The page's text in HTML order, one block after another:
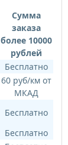
Сумма
заказа
более 10000
рублей
Бесплатно
60 руб/км от
МКАД
Бесплатно
Бесплатно